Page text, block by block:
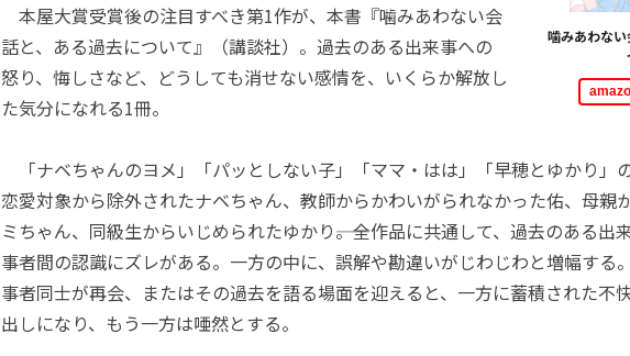
噛みあわな
本屋大賞受賞後の注目すべき第1作が、本書『噛みあわない会
話と、ある過去について』（講談社）。過去のある出来事への
怒り、悔しさなど、どうしても消せない感情を、いくらか解放し
た気分になれる1冊。
「ナベちゃんのヨメ」「パッとしない子」「ママ・はは」「早穂とゆかり」
恋愛対象から除外されたナベちゃん、教師からかわいがられなかった佑、母親
ミちゃん、同級生からいじめられたゆかり――。全作品に共通して、過去のある出
事者間の認識にズレがある。一方の中に、誤解や勘違いがじわじわと増幅する
事者同士が再会、またはその過去を語る場面を迎えると、一方に蓄積された不
出しになり、もう一方は唖然とする。